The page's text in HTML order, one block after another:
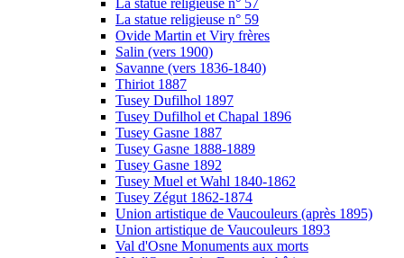
La statue religieuse n° 59
Ovide Martin et Viry frères
Salin (vers 1900)
Savanne (vers 1836-1840)
Thiriot 1887
Tusey Dufilhol 1897
Tusey Dufilhol et Chapal 1896
Tusey Gasne 1887
Tusey Gasne 1888-1889
Tusey Gasne 1892
Tusey Muel et Wahl 1840-1862
Tusey Zégut 1862-1874
Union artistique de Vaucouleurs (après 1895)
Union artistique de Vaucouleurs 1893
Val d'Osne Monuments aux morts